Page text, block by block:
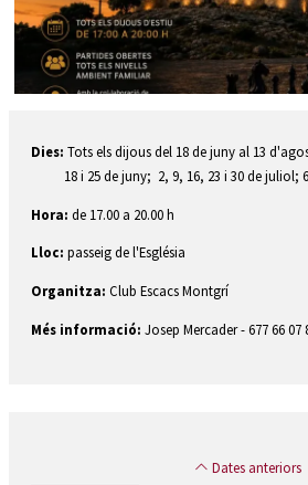
Dies: Tots els dijous del 18 de juny al 13
18 i 25 de juny; 2, 9, 16, 23 i 30 de juliol;
Hora: de 17.00 a 20.00 h
Lloc: passeig de l'Església
Organitza: Club Escacs Montgrí
Més informació: Josep Mercader - 677 66 07
Dates anteriors